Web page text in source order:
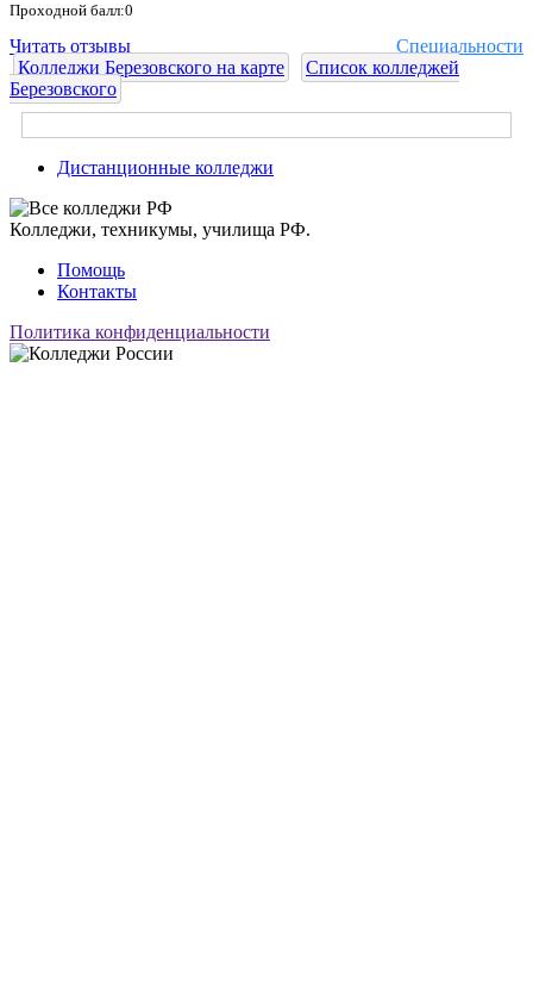
Проходной балл:0
Специальности
Читать отзывы
Колледжи Березовского на карте
Список колледжей
Березовского
Дистанционные колледжи
Колледжи, техникумы, училища РФ.
Помощь
Контакты
Политика конфиденциальности